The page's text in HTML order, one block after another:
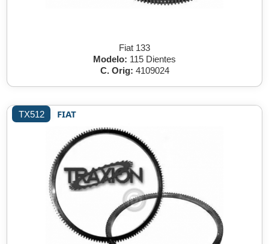
Fiat 133
Modelo: 115 Dientes
C. Orig: 4109024
TX512 FIAT